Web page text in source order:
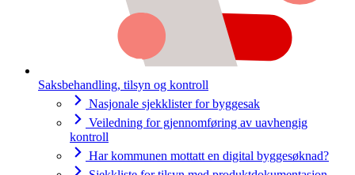
Saksbehandling, tilsyn og kontroll
Nasjonale sjekklister for byggesak
Veiledning for gjennomføring av uavhengig
kontroll
Har kommunen mottatt en digital byggesøknad?